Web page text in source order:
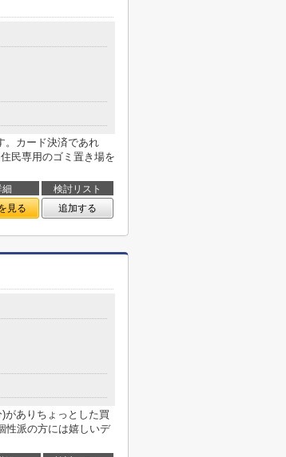
。カード決済であれ
民専用のゴミ置き場を
細
検討リスト
見る 追加する
がありちょっとした買
性派の方には嬉しいデ